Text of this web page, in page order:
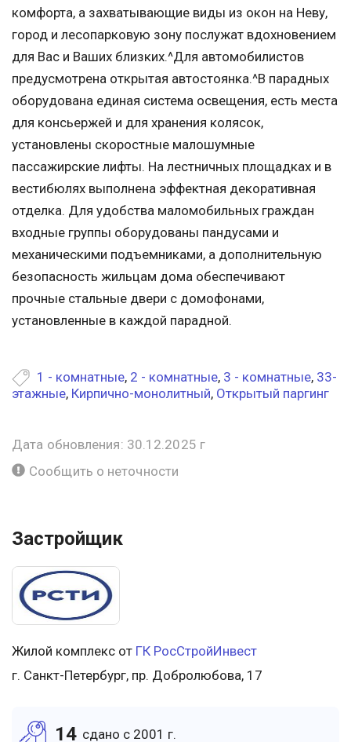
комфорта, а захватывающие виды из окон на Неву,
город и лесопарковую зону послужат вдохновением
для Вас и Ваших близких.^Для автомобилистов
предусмотрена открытая автостоянка.^В парадных
оборудована единая система освещения, есть места
для консьержей и для хранения колясок,
установлены скоростные малошумные
пассажирские лифты. На лестничных площадках и в
вестибюлях выполнена эффектная декоративная
отделка. Для удобства маломобильных граждан
входные группы оборудованы пандусами и
механическими подъемниками, а дополнительную
безопасность жильцам дома обеспечивают
прочные стальные двери с домофонами,
установленные в каждой парадной.
1 - комнатные, 2 - комнатные, 3 - комнатные, 33-
этажные, Кирпично-монолитный, Открытый паргинг
Дата обновления: 30.12.2025 г
Сообщить о неточности
Застройщик
Жилой комплекс от ГК РосСтройИнвест
г. Санкт-Петербург, пр. Добролюбова, 17
14 cдано c 2001 г.